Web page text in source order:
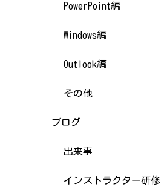
PowerPoint編
Windows編
Outlook編
その他
ブログ
出来事
インストラクター研修